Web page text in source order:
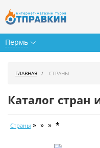
Пермь
Календарь туров
ГЛАВНАЯ СТРАНЫ
Каталог стран
Страны » » » *